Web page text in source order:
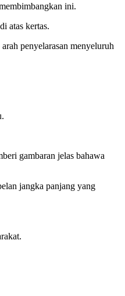
ini.
atas kertas.
penyelarasan menyeluruh
gambaran jelas bahawa
jangka panjang yang